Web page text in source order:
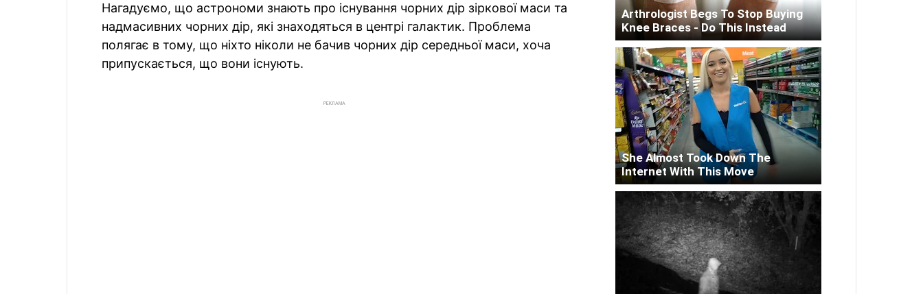
Нагадуємо, що астрономи знають про існування чорних дір зіркової маси та
надмасивних чорних дір, які знаходяться в центрі галактик. Проблема
полягає в тому, що ніхто ніколи не бачив чорних дір середньої маси, хоча
припускається, що вони існують.
РЕКЛАМА
Arthrologist Begs To Stop Buying
Knee Braces - Do This Instead
She Almost Took Down The
Internet With This Move